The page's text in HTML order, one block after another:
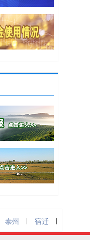
泰州 | 宿迁 |